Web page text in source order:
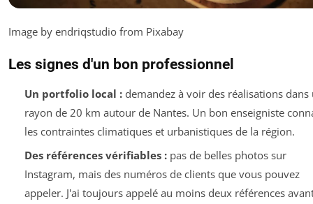
Image by endriqstudio from Pixabay
Les signes d'un bon professionnel
Un portfolio local :demandez à voir des réalisations dans
rayon de 20 km autour de Nantes. Un bon enseigniste
les contraintes climatiques et urbanistiques de la région.
Des références vérifiables :pas de belles photos sur
Instagram, mais des numéros de clients que vous pouvez
appeler. J'ai toujours appelé au moins deux références